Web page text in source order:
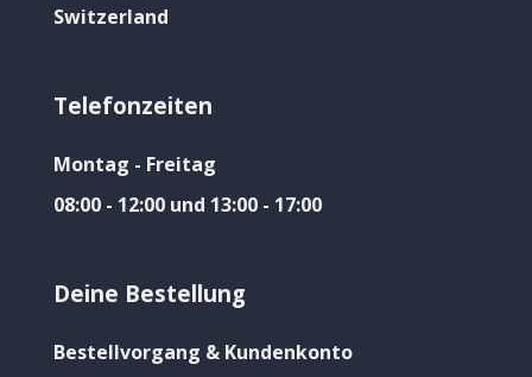
Switzerland
Telefonzeiten
Montag - Freitag
08:00 - 12:00 und 13:00 - 17:00
Deine Bestellung
Bestellvorgang & Kundenkonto